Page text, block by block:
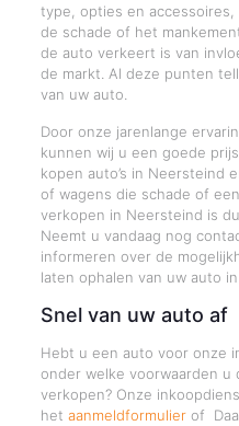
type, opties en
de schade of het
de auto verkeert is van
de markt. Al deze punten
van uw auto.
Door onze jarenlange
kunnen wij u een goede
kopen auto’s in Neersteind
of wagens die schade of
verkopen in Neersteind is
Neemt u vandaag nog
informeren over de
laten ophalen van uw auto
Snel van uw auto af
Hebt u een auto voor onze
onder welke voorwaarden u
verkopen? Onze
het aanmeldformulierof